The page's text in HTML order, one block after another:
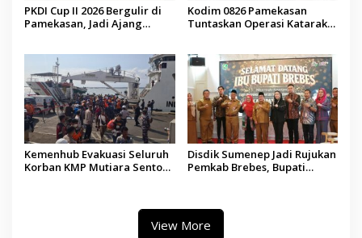
PKDI Cup II 2026 Bergulir di
Pamekasan, Jadi Ajang
Kodim 0826 Pamekasan
Tuntaskan Operasi Katarak
Kemenhub Evakuasi Seluruh
Korban KMP Mutiara Sentosa
Disdik Sumenep Jadi Rujukan
Pemkab Brebes, Bupati
View More